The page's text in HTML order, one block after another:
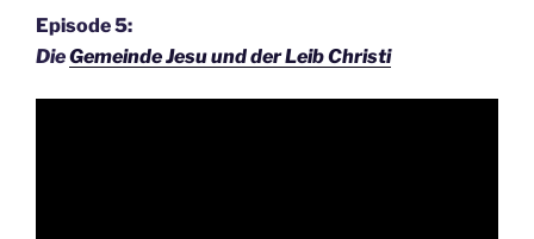
Episode 5:
DieGemeinde Jesu und der Leib Christi